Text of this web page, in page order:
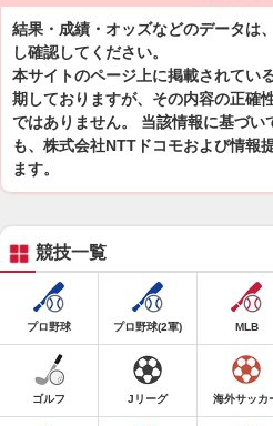
結果・成績・オッズなどのデータは
し確認してください。
本サイトのページ上に掲載されてい
期しておりますが、その内容の正確
ではありません。 当該情報に基づい
も、株式会社NTTドコモおよび情報
ます。
競技一覧
プロ野球 プロ野球(2軍) MLB
ゴルフ Jリーグ 海外サッカ